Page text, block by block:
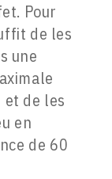
Pour
de les
une
et de les
en
de 60